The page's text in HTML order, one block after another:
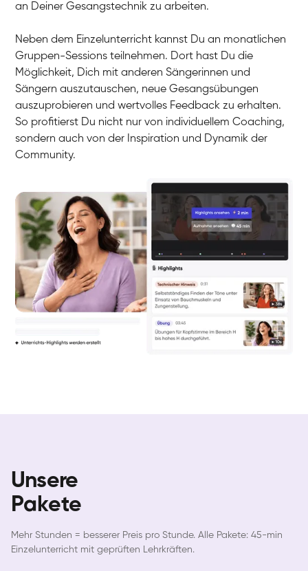
an Deiner Gesangstechnik zu arbeiten.
Neben dem Einzelunterricht kannst Du an monatlichen
Gruppen-Sessions teilnehmen. Dort hast Du die
Möglichkeit, Dich mit anderen Sängerinnen und
Sängern auszutauschen, neue Gesangsübungen
auszuprobieren und wertvolles Feedback zu erhalten.
So profitierst Du nicht nur von individuellem Coaching,
sondern auch von der Inspiration und Dynamik der
Community.
Unsere
Pakete
Mehr Stunden = besserer Preis pro Stunde. Alle Pakete: 45-min
Einzelunterricht mit geprüften Lehrkräften.